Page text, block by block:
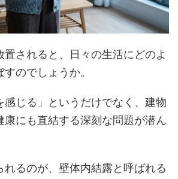
置されると、日々の生活にどのよ
のでしょうか。
感じる」というだけでなく、建物
康にも直結する深刻な問題が潜ん
れるのが、壁体内結露と呼ばれる